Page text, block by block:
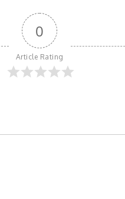
0
Article Rating